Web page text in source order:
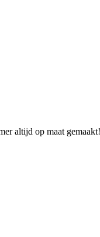
altijd op maat